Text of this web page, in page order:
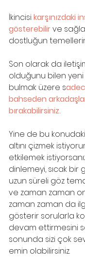
İkincisi karşınızdaki
gösterebilir ve
dostluğun
Son olarak da
olduğunu bilen
bulmak üzere s
bahseden
bırakabilirsiniz.
Yine de bu konudaki
altını çizmek
etkilemek
dinlemeyi, sıcak bir
uzun süreli göz
ve zaman zaman
zaman zaman da
gösterir sorularla
devam ettirmesini
sonunda sizi çok
emin olabilirsiniz.